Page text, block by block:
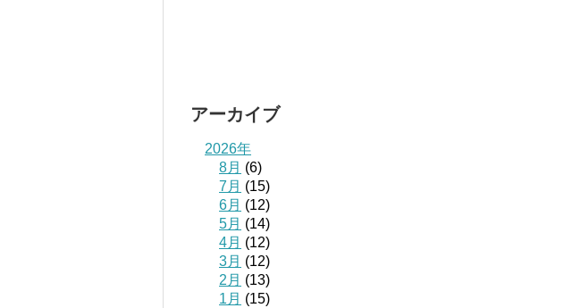
アーカイブ
2026年
8月 (6)
7月 (15)
6月 (12)
5月 (14)
4月 (12)
3月 (12)
2月 (13)
1月 (15)